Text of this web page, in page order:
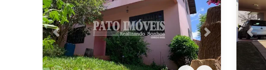
Previous Next